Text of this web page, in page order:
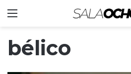
Menu
bélico